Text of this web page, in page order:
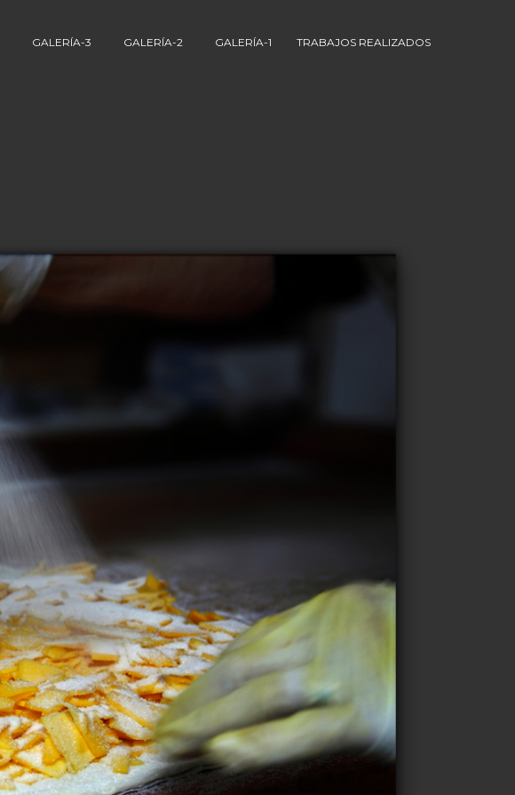
GALERÍA-3 GALERÍA-2 GALERÍA-1 TRABAJOS REALIZADOS